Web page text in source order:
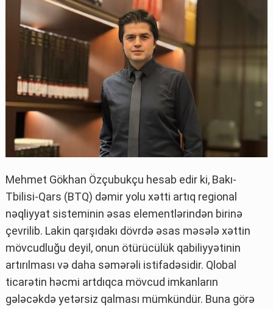
Mehmet Gökhan Özçubukçu hesab edir ki, Bakı-
Tbilisi-Qars (BTQ) dəmir yolu xətti artıq regional
nəqliyyat sisteminin əsas elementlərindən birinə
çevrilib. Lakin qarşıdakı dövrdə əsas məsələ xəttin
mövcudluğu deyil, onun ötürücülük qabiliyyətinin
artırılması və daha səmərəli istifadəsidir. Qlobal
ticarətin həcmi artdıqca mövcud imkanların
gələcəkdə yetərsiz qalması mümkündür. Buna görə